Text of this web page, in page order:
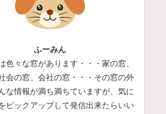
ふーみん
色々な窓があります・・・家の窓、
会の窓、会社の窓・・・その窓の外
な情報が満ち満ちていますが、気に
ピックアップして発信出来たらいい